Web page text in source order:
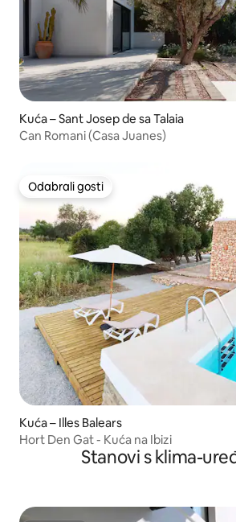
Kuća – Sant Josep de sa Talaia
Can Romani (Casa Juanes)
Odabrali gosti
Odabrali gosti
Kuća – Illes Balears
Hort Den Gat - Kuća na Ibizi
Stanovi s klima-